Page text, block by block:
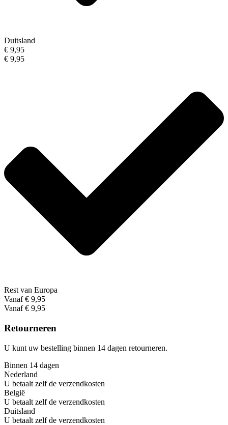
Duitsland
€ 9,95
€ 9,95
Rest van Europa
Vanaf € 9,95
Vanaf € 9,95
Retourneren
U kunt uw bestelling binnen 14 dagen retourneren.
Binnen 14 dagen
Nederland
U betaalt zelf de verzendkosten
België
U betaalt zelf de verzendkosten
Duitsland
U betaalt zelf de verzendkosten